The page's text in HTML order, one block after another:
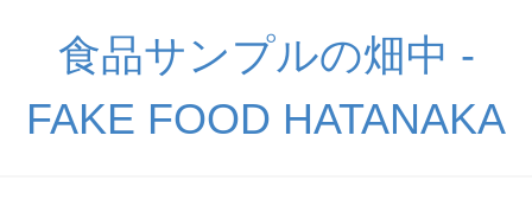
食品サンプルの畑中 -
FAKE FOOD HATANAKA